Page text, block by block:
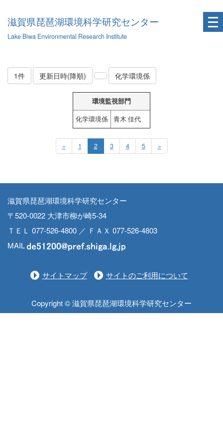
滋賀県琵琶湖環境科学研究センター
Lake Biwa Environmental Research Institute
1件 更新日時(降順) 化学環境係
環境監視部門
化学環境係
青木 佳代
« 1 2 3 4 5 »
滋賀県琵琶湖環境科学研究センター
〒520-0022 大津市柳が崎5-34
ＴＥＬ 077-526-4800 ／ ＦＡＸ 077-526-4803
MAIL
サイトマップ サイトのご利用について
Copyright © 滋賀県琵琶湖環境科学研究センター